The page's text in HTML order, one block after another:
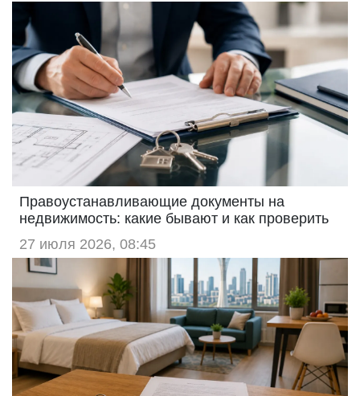
Правоустанавливающие документы на
недвижимость: какие бывают и как проверить
27 июля 2026, 08:45